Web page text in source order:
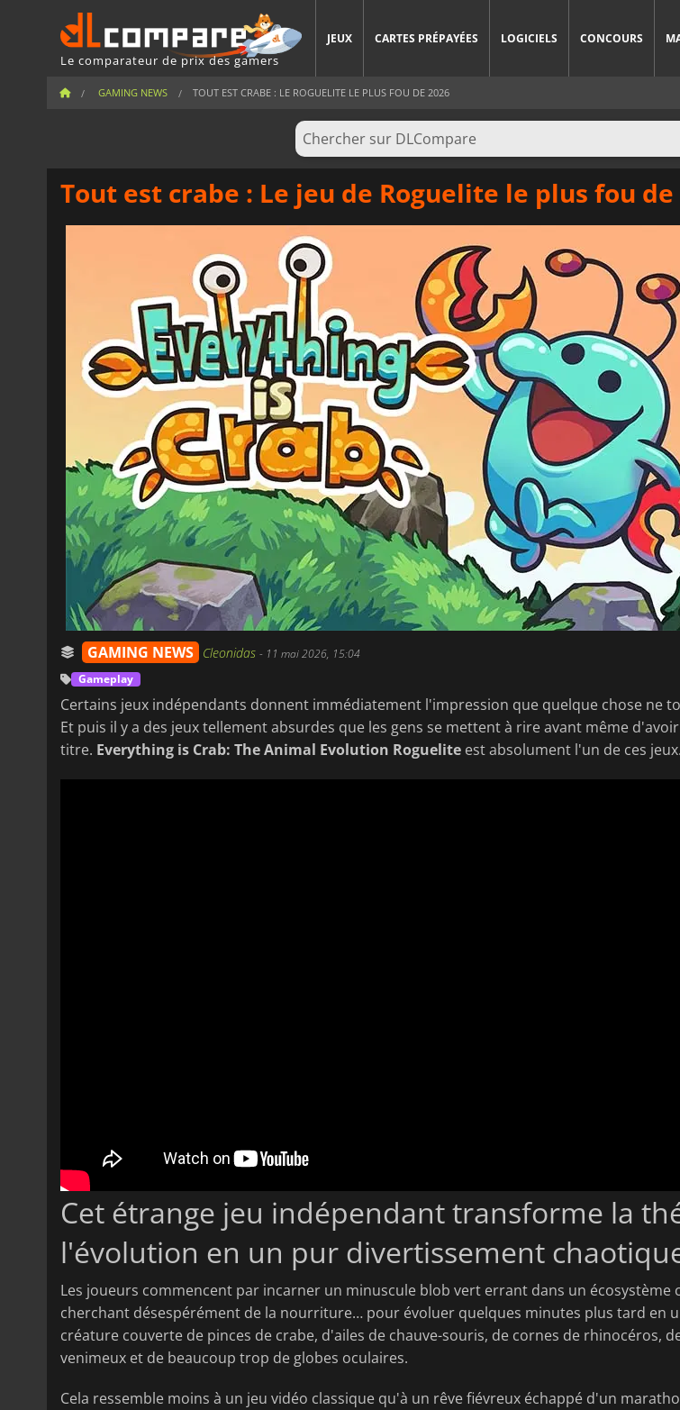
Le comparateur de prix des gamers
JEUX CARTES PRÉPAYÉES LOGICIELS CONCOURS
GAMING NEWS TOUT EST CRABE : LE ROGUELITE LE PLUS FOU DE 2026
Tout est crabe : Le jeu de Roguelite le plus fou de
GAMING NEWS Cleonidas - 11 mai 2026, 15:04
Gameplay
Certains jeux indépendants donnent immédiatement l'impression que quelque chose ne
Et puis il y a des jeux tellement absurdes que les gens se mettent à rire avant même
titre. Everything is Crab: The Animal Evolution Roguelite est absolument l'un de ces jeux.
Cet étrange jeu indépendant transforme la
l'évolution en un pur divertissement
Les joueurs commencent par incarner un minuscule blob vert errant dans un écosystème
cherchant désespérément de la nourriture… pour évoluer quelques minutes plus tard en
créature couverte de pinces de crabe, d'ailes de chauve-souris, de cornes de rhinocéros,
venimeux et de beaucoup trop de globes oculaires.
Cela ressemble moins à un jeu vidéo classique qu'à un rêve fiévreux échappé d'un